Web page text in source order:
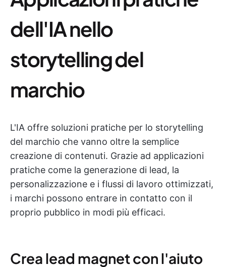
dell'IA nello
storytelling del
marchio
L'IA offre soluzioni pratiche per lo storytelling
del marchio che vanno oltre la semplice
creazione di contenuti. Grazie ad applicazioni
pratiche come la generazione di lead, la
personalizzazione e i flussi di lavoro ottimizzati,
i marchi possono entrare in contatto con il
proprio pubblico in modi più efficaci.
Crea lead magnet con l'aiuto